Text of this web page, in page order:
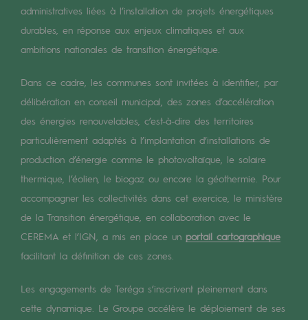
Transversalité et Collaboratif
Notre culture et nos valeurs
Notre organisation
Notre organisation
Gouvernance
Indicateurs
Publications institutionnelles
Où nous trouver
Les énergies d'avenir
Les énergies d'avenir
administratives liées à l’installation de projets énergétiques
durables, en réponse aux enjeux climatiques et aux
ambitions nationales de transition énergétique.
Dans ce cadre, les communes sont invitées à identifier, par
délibération en conseil municipal, des zones d’accélération
des énergies renouvelables, c’est-à-dire des territoires
particulièrement adaptés à l’implantation d’installations de
production d’énergie comme le photovoltaïque, le solaire
thermique, l’éolien, le biogaz ou encore la géothermie. Pour
accompagner les collectivités dans cet exercice, le ministère
de la Transition énergétique, en collaboration avec le
CEREMA et l’IGN, a mis en place un portail cartographique
facilitant la définition de ces zones.
Les engagements de Teréga s’inscrivent pleinement dans
cette dynamique. Le Groupe accélère le déploiement de ses